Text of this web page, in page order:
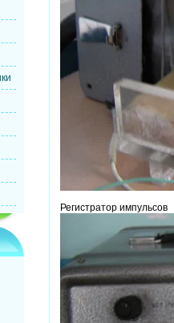
Регистратор импульсов